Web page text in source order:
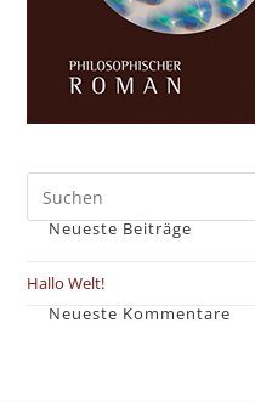
Neueste Beiträge
Hallo Welt!
Neueste Kommentare